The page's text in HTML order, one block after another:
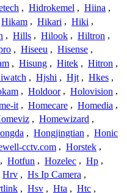
, Hidrokemel , Hiina ,
Hikam , Hikari , Hiki ,
, Hills , Hilook , Hiltron ,
, Hiseeu , Hisense ,
, Hisung , Hitek , Hitron ,
, Hjshi , Hjt , Hkes ,
, Holdoor , Holovision ,
it , Homecare , Homedia ,
, Homewizard ,
, Hongjingtian , Honic
cctv.com , Horstek ,
, Hotfun , Hozelec , Hp ,
Hrv , Hs Ip Camera ,
, Hsv , Hta , Htc ,